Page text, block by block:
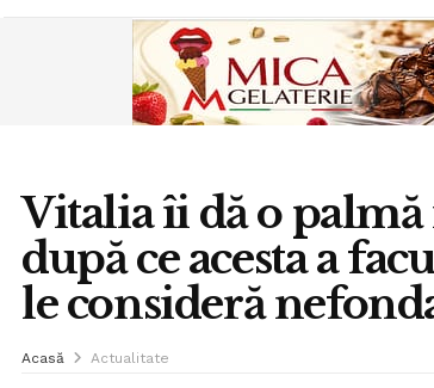
Vitalia îi dă o
după ce acesta a
le consideră
Acasă Actualitate